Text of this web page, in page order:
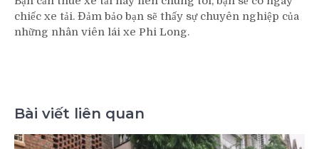
chiếc xe tải. Đảm bảo bạn sẽ thấy sự chuyên nghiệp của
những nhân viên lái xe Phi Long.
Bài viết liên quan